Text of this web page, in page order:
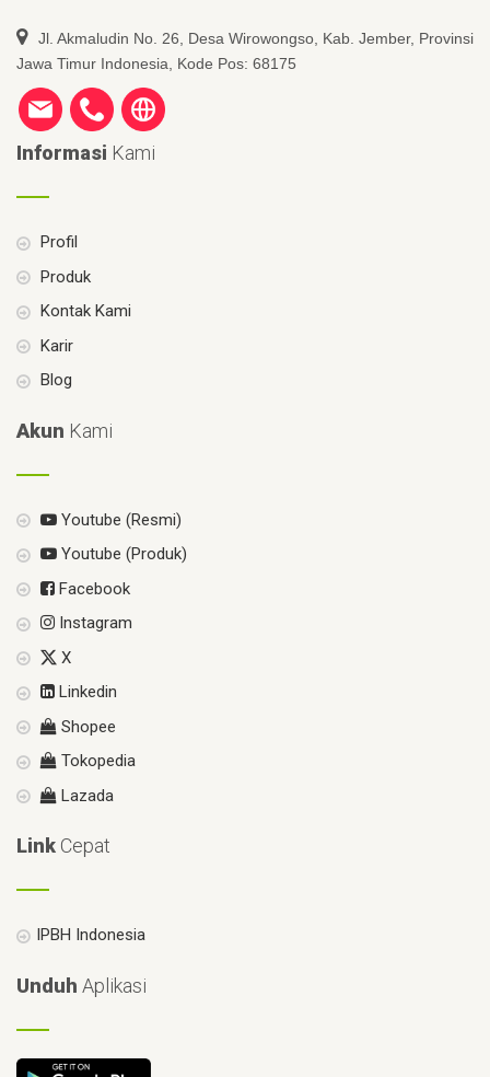
Jl. Akmaludin No. 26, Desa Wirowongso, Kab. Jember, Provinsi
Jawa Timur Indonesia, Kode Pos: 68175
Informasi Kami
Profil
Produk
Kontak Kami
Karir
Blog
Akun Kami
Youtube (Resmi)
Youtube (Produk)
Facebook
Instagram
X
Linkedin
Shopee
Tokopedia
Lazada
Link Cepat
IPBH Indonesia
Unduh Aplikasi